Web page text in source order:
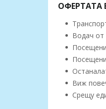
ОФЕРТАТА
Водач от
Виж
Срещу